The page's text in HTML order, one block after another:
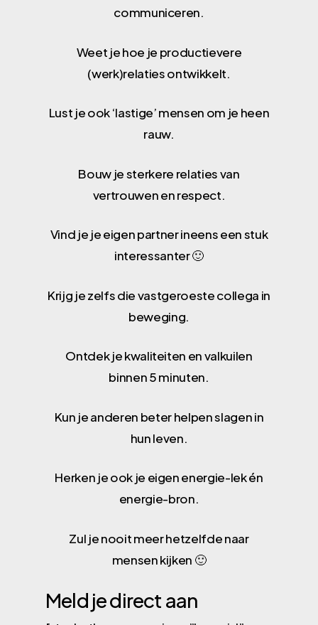
communiceren.
Weet je hoe je productievere
(werk)relaties ontwikkelt.
Lust je ook ‘lastige’ mensen om je heen
rauw.
Bouw je sterkere relaties van
vertrouwen en respect.
Vind je je eigen partner ineens een stuk
interessanter 🙂
Krijg je zelfs die vastgeroeste collega in
beweging.
Ontdek je kwaliteiten en valkuilen
binnen 5 minuten.
Kun je anderen beter helpen slagen in
hun leven.
Herken je ook je eigen energie-lek én
energie-bron.
Zul je nooit meer hetzelfde naar
mensen kijken 🙂
Meld je direct aan